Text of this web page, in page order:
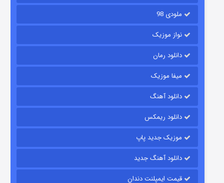
رویایی برای تو
قسمت
ملودی 98
نواز موزیک
دانلود رمان
میفا موزیک
دانلود آهنگ
دانلود ریمکس
موزیک جدید پاپ
دانلود آهنگ جدید
قیمت ایمپلنت دندان